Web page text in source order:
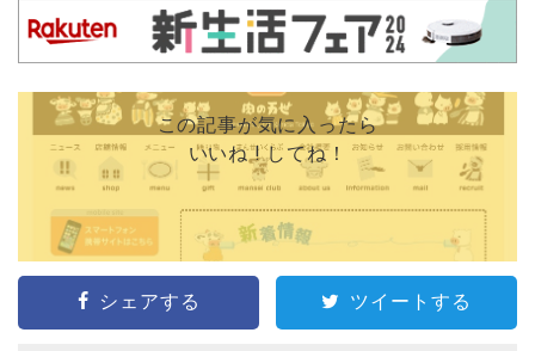
この記事が気に入ったら
いいね ! してね！
シェアする ツイートする